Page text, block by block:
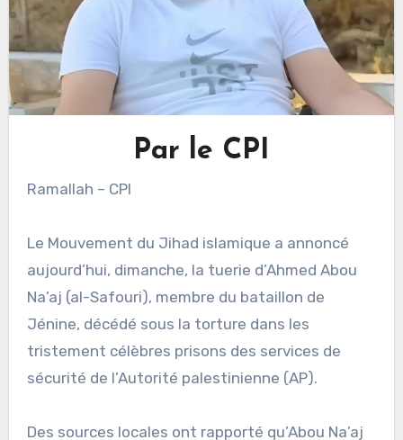
Par le CPI
Ramallah – CPI
Le Mouvement du Jihad islamique a annoncé
aujourd’hui, dimanche, la tuerie d’Ahmed Abou
Na’aj (al-Safouri), membre du bataillon de
Jénine, décédé sous la torture dans les
tristement célèbres prisons des services de
sécurité de l’Autorité palestinienne (AP).
Des sources locales ont rapporté qu’Abou Na’aj